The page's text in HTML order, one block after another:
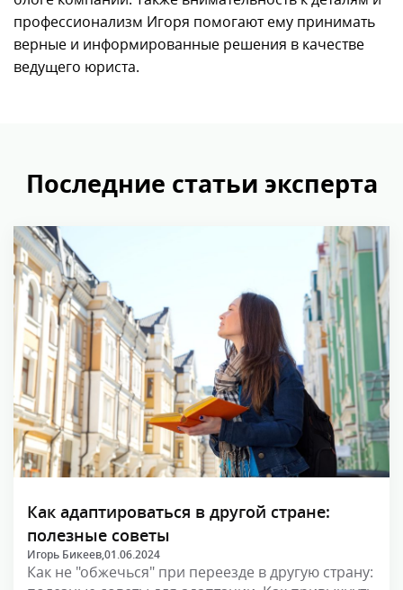
профессионализм Игоря помогают ему принимать
верные и информированные решения в качестве
ведущего юриста.
Последние статьи эксперта
Как адаптироваться в другой стране:
полезные советы
Игорь Бикеев,01.06.2024
Как не "обжечься" при переезде в другую страну: